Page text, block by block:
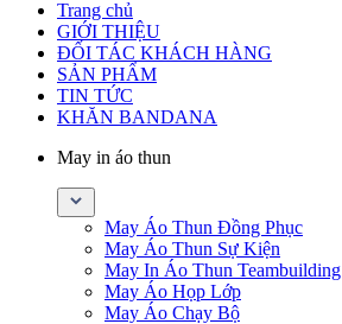
Trang chủ
GIỚI THIỆU
ĐỐI TÁC KHÁCH HÀNG
SẢN PHẨM
TIN TỨC
KHĂN BANDANA
May in áo thun
May Áo Thun Đồng Phục
May Áo Thun Sự Kiện
May In Áo Thun Teambuilding
May Áo Họp Lớp
May Áo Chạy Bộ